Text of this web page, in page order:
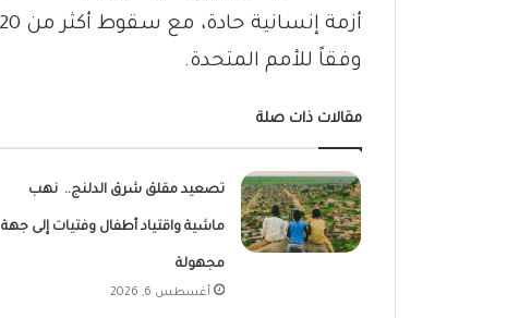
وفقاً للأمم المتحدة.
مقالات ذات صلة
تصعيد مقلق شرق الدلنج.. نهب
ماشية واقتياد أطفال وفتيات إلى جهة
مجهولة
أغسطس 6, 2026